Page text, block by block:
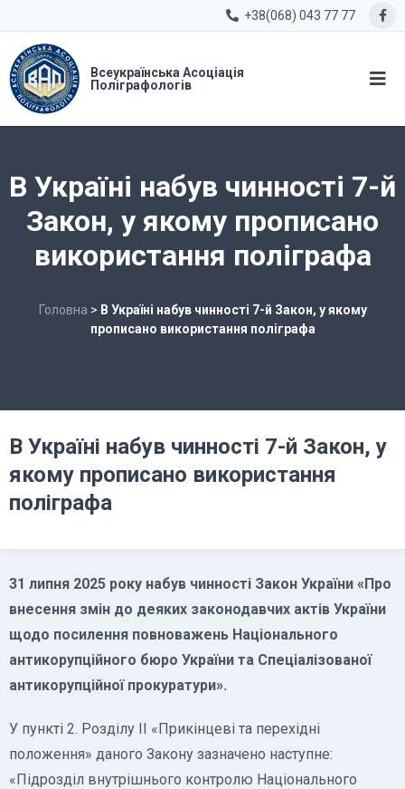
+38(068) 043 77 77
Всеукраїнська Асоціація
Поліграфологів
В Україні набув чинності 7-й
Закон, у якому прописано
використання поліграфа
Головна > В Україні набув чинності 7-й Закон, у якому
прописано використання поліграфа
В Україні набув чинності 7-й Закон, у
якому прописано використання
поліграфа
31 липня 2025 року набув чинності Закон України «Про
внесення змін до деяких законодавчих актів України
щодо посилення повноважень Національного
антикорупційного бюро України та Спеціалізованої
антикорупційної прокуратури».
У пункті 2. Розділу ІІ «Прикінцеві та перехідні
положення» даного Закону зазначено наступне:
«Підрозділ внутрішнього контролю Національного